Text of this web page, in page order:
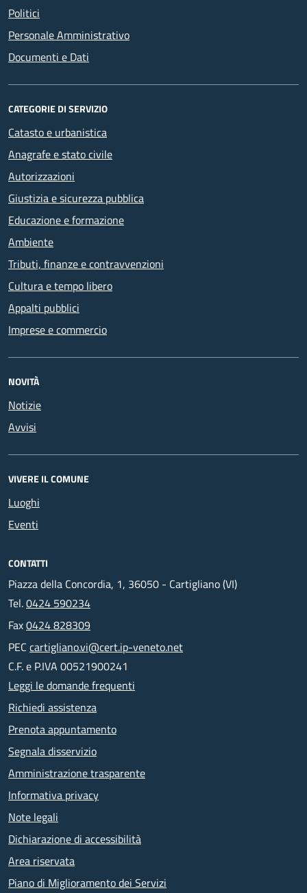
Politici
Personale Amministrativo
Documenti e Dati
CATEGORIE DI SERVIZIO
Catasto e urbanistica
Anagrafe e stato civile
Autorizzazioni
Giustizia e sicurezza pubblica
Educazione e formazione
Ambiente
Tributi, finanze e contravvenzioni
Cultura e tempo libero
Appalti pubblici
Imprese e commercio
NOVITÀ
Notizie
Avvisi
VIVERE IL COMUNE
Luoghi
Eventi
CONTATTI
Piazza della Concordia, 1, 36050 - Cartigliano (VI)
Tel.0424 590234
Fax0424 828309
PEC cartigliano.vi@cert.ip-veneto.net
C.F. e P.IVA 00521900241
Leggi le domande frequenti
Richiedi assistenza
Prenota appuntamento
Segnala disservizio
Amministrazione trasparente
Informativa privacy
Note legali
Dichiarazione di accessibilità
Area riservata
Piano di Miglioramento dei Servizi